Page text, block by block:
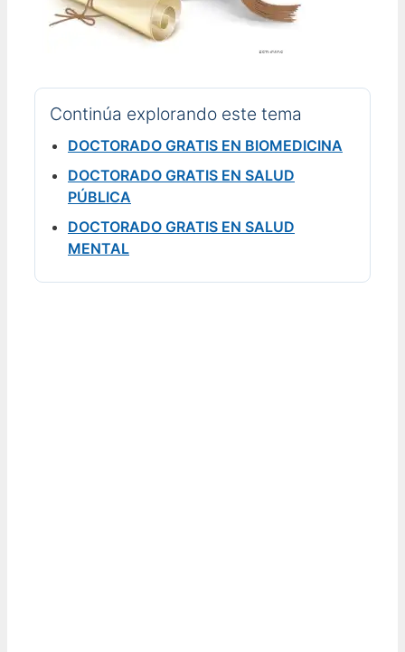
Continúa explorando este tema
DOCTORADO GRATIS EN BIOMEDICINA
DOCTORADO GRATIS EN SALUD
PÚBLICA
DOCTORADO GRATIS EN SALUD
MENTAL